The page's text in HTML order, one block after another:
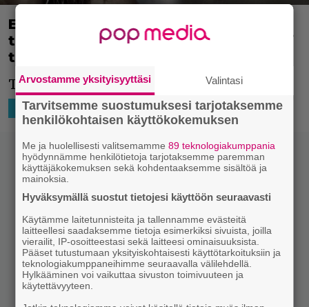
Elisabeth Moss ja Blumhouse lyövät
taas hynttyyt yhteen – paranoiatrilleri
tulossa
Tämä kyllä kiinnostaa!
HOLLYWOOD 12.8.2020 21:31 Niko Ikonen
Arvostamme yksityisyyttäsi Valintasi
Tarvitsemme suostumuksesi tarjotaksemme
henkilökohtaisen käyttökokemuksen
Me ja huolellisesti valitsemamme89 teknologiakumppania
hyödynnämme henkilötietoja tarjotaksemme paremman
käyttäjäkokemuksen sekä kohdentaaksemme sisältöä ja
mainoksia.
Hyväksymällä suostut tietojesi käyttöön seuraavasti
Käytämme laitetunnisteita ja tallennamme evästeitä
laitteellesi saadaksemme tietoja esimerkiksi sivuista, joilla
vierailit, IP-osoitteestasi sekä laitteesi ominaisuuksista.
Pääset tutustumaan yksityiskohtaisesti käyttötarkoituksiin ja
teknologiakumppaneihimme seuraavalla välilehdellä.
Hylkääminen voi vaikuttaa sivuston toimivuuteen ja
käytettävyyteen.